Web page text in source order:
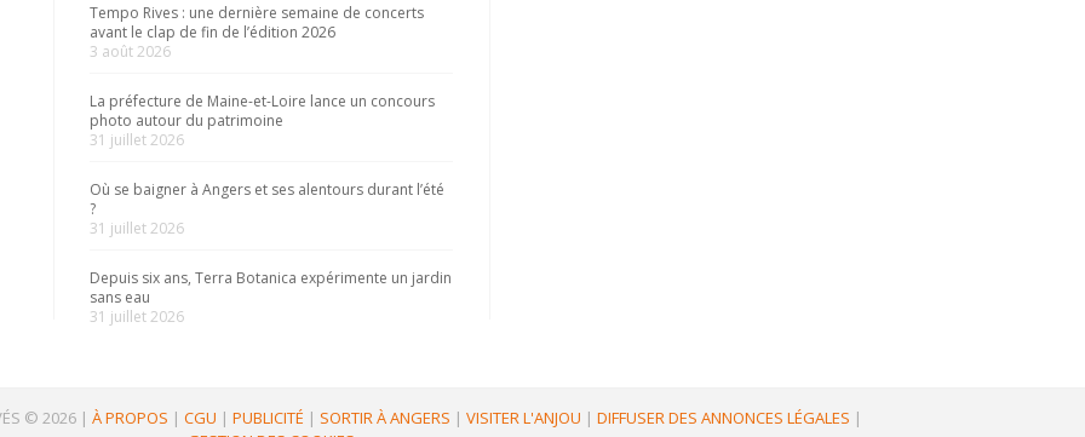
Tempo Rives : une dernière semaine de concerts
avant le clap de fin de l’édition 2026
3 août 2026
La préfecture de Maine-et-Loire lance un concours
photo autour du patrimoine
31 juillet 2026
Où se baigner à Angers et ses alentours durant l’été
?
31 juillet 2026
Depuis six ans, Terra Botanica expérimente un jardin
sans eau
31 juillet 2026
© 2026 | À PROPOS | CGU | PUBLICITÉ | SORTIR À ANGERS | VISITER L'ANJOU | DIFFUSER DES ANNONCES LÉGALES |